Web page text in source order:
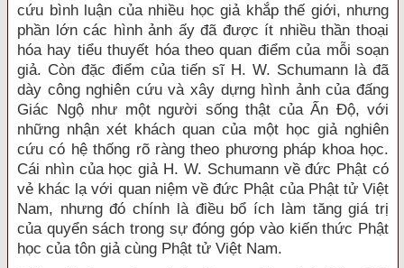
cứu bình luận của nhiều học giả khắp thế giới, nhưng
phần lớn các hình ảnh ấy đã được ít nhiều thần thoại
hóa hay tiểu thuyết hóa theo quan điểm của mỗi soạn
giả. Còn đặc điểm của tiến sĩ H. W. Schumann là đã
dày công nghiên cứu và xây dựng hình ảnh của đấng
Giác Ngộ như một người sống thật của Ấn Ðộ, với
những nhận xét khách quan của một học giả nghiên
cứu có hệ thống rõ ràng theo phương pháp khoa học.
Cái nhìn của học giả H. W. Schumann về đức Phật có
vẻ khác lạ với quan niệm về đức Phật của Phật tử Việt
Nam, nhưng đó chính là điều bổ ích làm tăng giá trị
của quyển sách trong sự đóng góp vào kiến thức Phật
học của tôn giả cùng Phật tử Việt Nam.